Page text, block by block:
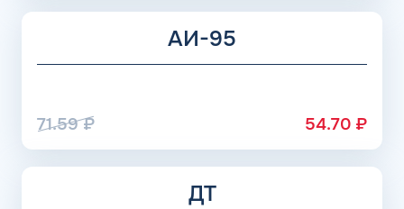
АИ-95
71.59₽ 54.70 ₽
ДТ